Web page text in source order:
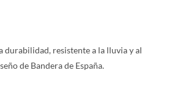
durabilidad, resistente a la lluvia y al
de Bandera de España.